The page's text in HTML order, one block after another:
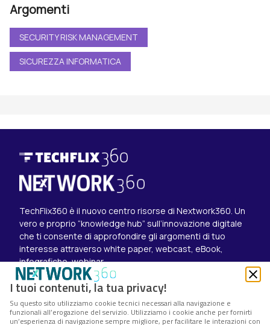
Argomenti
SECURITY RISK MANAGEMENT
SICUREZZA INFORMATICA
TechFlix360 è il nuovo centro risorse di Nextwork360. Un
vero e proprio “knowledge hub” sull’innovazione digitale
che ti consente di approfondire gli argomenti di tuo
interesse attraverso white paper, webcast, eBook,
infografiche, webinar.
Esplora i contenuti
Canali
White paper
Eventi on demand
I tuoi contenuti, la tua privacy!
Su questo sito utilizziamo cookie tecnici necessari alla navigazione e
funzionali all’erogazione del servizio. Utilizziamo i cookie anche per fornirti
un’esperienza di navigazione sempre migliore, per facilitare le interazioni con